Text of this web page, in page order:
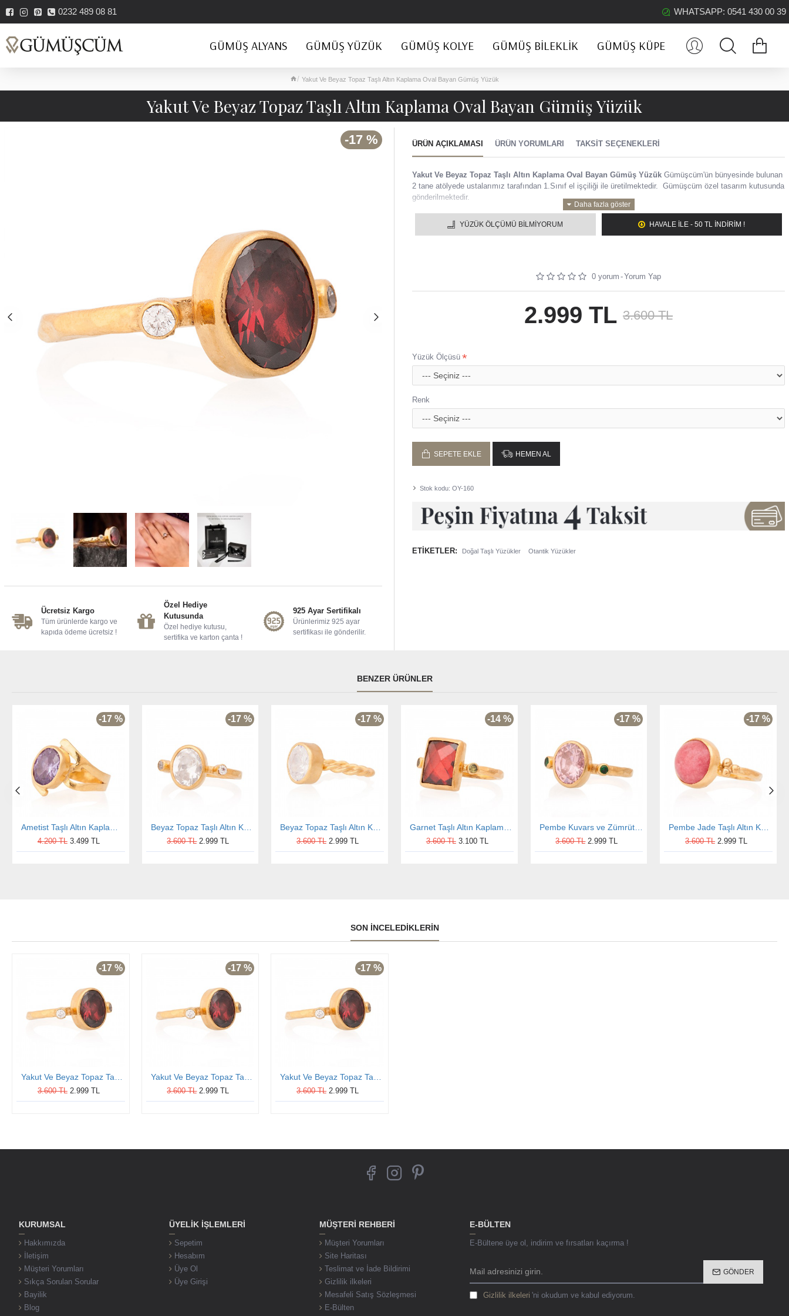
0232 489 08 81 WHATSAPP: 0541 430 00 39
GÜMÜŞ ALYANS GÜMÜŞ YÜZÜK GÜMÜŞ KOLYE GÜMÜŞ BILEKLIK GÜMÜŞ KÜPE
Yakut Ve Beyaz Topaz Taşlı Altın Kaplama Oval Bayan Gümüş Yüzük
Yakut Ve Beyaz Topaz Taşlı Altın Kaplama Oval Bayan Gümüş Yüzük
-17 %
Ücretsiz Kargo
Tüm ürünlerde kargo ve
kapıda ödeme ücretsiz !
Özel Hediye
Kutusunda
Özel hediye kutusu,
sertifika ve karton çanta !
925 Ayar Sertifikalı
Ürünlerimiz 925 ayar
sertifikası ile gönderilir.
ÜRÜN AÇIKLAMASI ÜRÜN YORUMLARI TAKSIT SEÇENEKLERI
Yakut Ve Beyaz Topaz Taşlı Altın Kaplama Oval Bayan Gümüş Yüzük Gümüşcüm'ün bünyesinde bulunan
2 tane atölyede ustalarımız tarafından 1.Sınıf el işçiliği ile üretilmektedir. Gümüşcüm özel tasarım kutusunda
gönderilmektedir.
Yakut Ve Beyaz Topaz Taşlı Altın Kaplama Oval Bayan Gümüş Yüzük
El işçiliği ile ustalarımız tarafından hazırlanmaktadır.
En geç 2 iş gününde kargoya verilir.
YÜZÜK ÖLÇÜMÜ BILMIYORUM HAVALE ILE - 50 TL İNDİRİM !
Stok kodu: OY-160
0 yorum -Yorum Yap
3.600 TL
2.999 TL
Yüzük Ölçüsü
Renk
SEPETE EKLE HEMEN AL
ETIKETLER: Doğal Taşlı Yüzükler Otantik Yüzükler
BENZER ÜRÜNLER
-17 %
Ametist Taşlı Altın Kaplama Otantik Kadın Gümüş Yüzük
4.200 TL 3.499 TL
-17 %
Beyaz Topaz Taşlı Altın Kaplama Oval Otantik Kadın Gümüş Yüzük
3.600 TL 2.999 TL
-17 %
Beyaz Topaz Taşlı Altın Kaplama Burgu Oval Otantik Kadın Gümüş Yüzük
3.600 TL 2.999 TL
-14 %
Garnet Taşlı Altın Kaplama Oval Otantik Kadın Gümüş Yüzük
3.600 TL 3.100 TL
-17 %
Pembe Kuvars ve Zümrüt Taşlı Altın Kaplama Oval Otantik Kadın Gümüş Yüzük
3.600 TL 2.999 TL
-17 %
Pembe Jade Taşlı Altın Kaplama Yuvarlak Otantik Kadın Gümüş Yüzük
3.600 TL 2.999 TL
SON İNCELEDIKLERIN
-17 %
3.600 TL 2.999 TL
-17 %
3.600 TL 2.999 TL
-17 %
3.600 TL 2.999 TL
KURUMSAL
Hakkımızda
İletişim
Müşteri Yorumları
Sıkça Sorulan Sorular
Bayilik
Blog
ÜYELIK İŞLEMLERI
Sepetim
Hesabım
Üye Ol
Üye Girişi
MÜŞTERI REHBERI
Müşteri Yorumları
Site Haritası
Teslimat ve İade Bildirimi
Gizlilik ilkeleri
Mesafeli Satış Sözleşmesi
E-Bülten
E-BÜLTEN
E-Bültene üye ol, indirim ve fırsatları kaçırma !
GÖNDER
Gizlilik ilkeleri 'ni okudum ve kabul ediyorum.